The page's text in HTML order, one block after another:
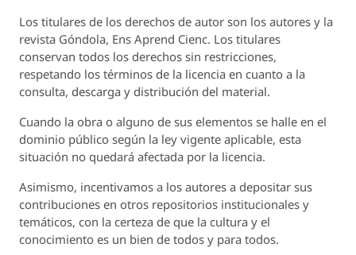
Los titulares de los derechos de autor son los autores y la
revista Góndola, Ens Aprend Cienc. Los titulares
conservan todos los derechos sin restricciones,
respetando los términos de la licencia en cuanto a la
consulta, descarga y distribución del material.
Cuando la obra o alguno de sus elementos se halle en el
dominio público según la ley vigente aplicable, esta
situación no quedará afectada por la licencia.
Asimismo, incentivamos a los autores a depositar sus
contribuciones en otros repositorios institucionales y
temáticos, con la certeza de que la cultura y el
conocimiento es un bien de todos y para todos.